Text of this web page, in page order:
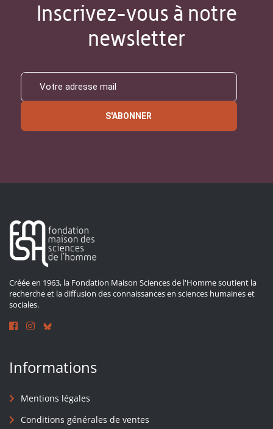
Inscrivez-vous à notre
newsletter
S'ABONNER
Créée en 1963, la Fondation Maison Sciences de l'Homme soutient la
recherche et la diffusion des connaissances en sciences humaines et
sociales.
Informations
Mentions légales
Conditions générales de ventes